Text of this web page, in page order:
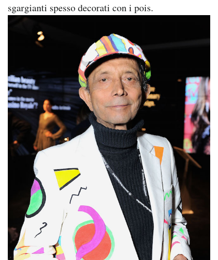
sgargianti spesso decorati con i pois.